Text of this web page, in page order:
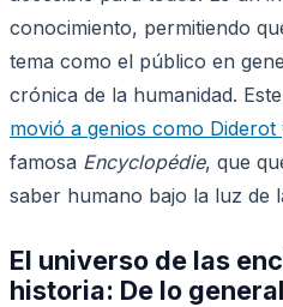
conocimiento, permitiendo
tema como el público en
crónica de la humanidad.
movió a genios como
famosa Encyclopédie, que
saber humano bajo la luz de
El universo de las
historia: De lo